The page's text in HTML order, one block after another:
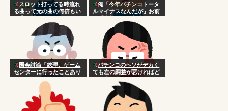
スロット打ってる時流れ
る曲って元の曲の何倍もい
い曲に聞こえるよね
俺「今年パチンコトータ
ルマイナスなんだが」お前
ら「金捨てるの趣味な
国会討論「総理、ゲーム
センターに行ったことあり
ますか？パチンコ行ったこ
とありますか？」
パチンコのヘソがデカく
ても左の調整が悪ければど
うと言う事はねんだよ